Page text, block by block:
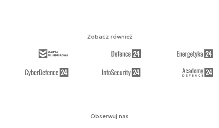
Obserwuj nas
Zobacz również